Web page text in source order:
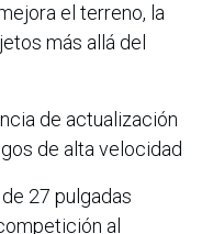
el terreno, la
más allá del
de actualización
de alta velocidad
27 pulgadas
al